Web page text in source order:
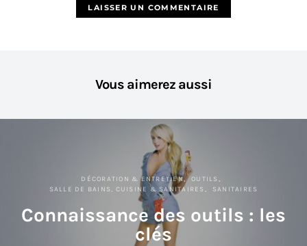
Vous aimerez aussi
DÉCORATION & ENTRETIEN
OUTILS
SALLE DE BAINS, CUISINE & SANITAIRES
SANITAIRES
Connaissance des outils : les
clés